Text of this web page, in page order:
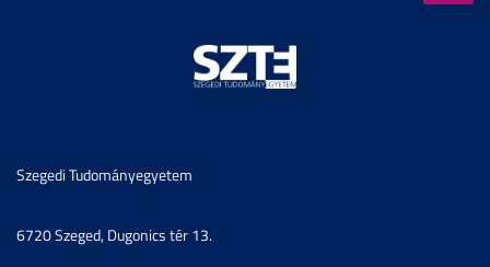
Szegedi Tudományegyetem
6720 Szeged, Dugonics tér 13.